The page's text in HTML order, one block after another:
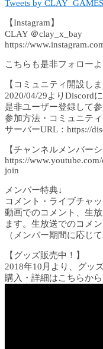
Tweets by
【Instagram】
CLAY ＠clay_x_bay
https://
こちらも是非フォロー
【コミュニティ開設しま
2020/04/29よりDiscord
是非ユーザー登録して
参加方法・コミュニテ
サーバーURL：https://
【チャンネルメンバー
https://
join
メンバー特典↓
コメント・ライブチャ
動画でのコメント、生
ます。生放送でのコメ
（メンバー期間に応じ
【グッズ販売中！】
2018年10月より、グッ
購入・詳細はこちらから